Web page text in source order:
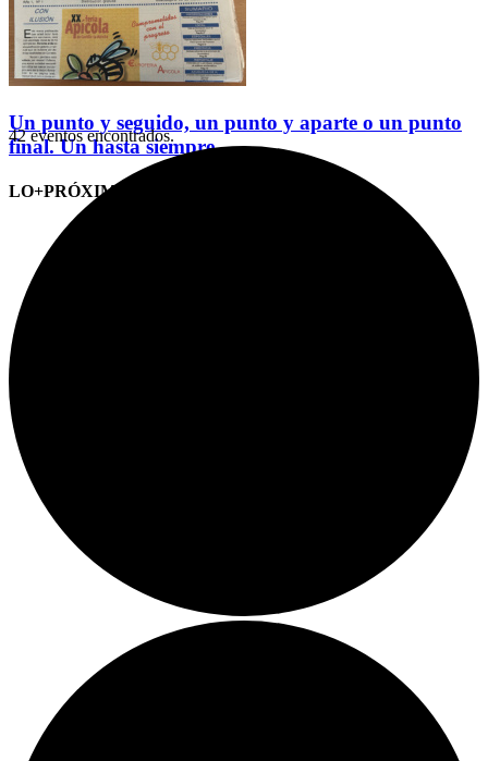
Un punto y seguido, un punto y aparte o un punto
final. Un hasta siempre
LO+PRÓXIMO (CITAS)
42 eventos encontrados.